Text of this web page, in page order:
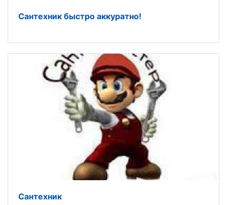
Сантехник быстро аккуратно!
Сантехник